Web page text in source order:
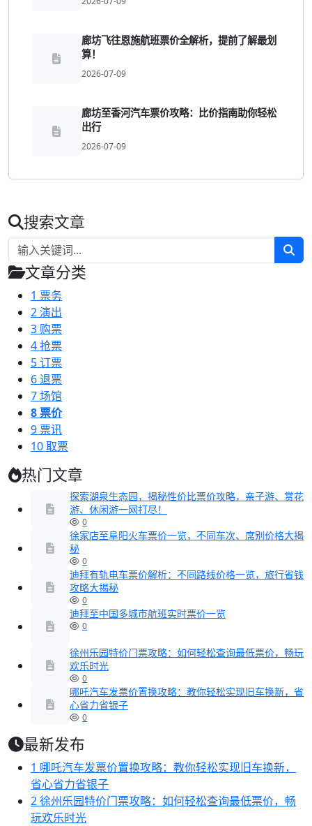
廊坊飞往恩施航班票价全解析，提前了解最划
算！
2026-07-09
廊坊至香河汽车票价攻略：比价指南助你轻松
出行
2026-07-09
搜索文章
文章分类
1 票务
2演出
3 购票
4抢票
5订票
6退票
7场馆
8票价
9票讯
10取票
热门文章
探索湖泉生态园，揭秘性价比票价攻略，亲子游、赏花
游、休闲游一网打尽！
0
徐家店至阜阳火车票价一览，不同车次、席别价格大揭
秘
0
迪拜有轨电车票价解析：不同路线价格一览，旅行省钱
攻略大揭秘
0
迪拜至中国多城市航班实时票价一览
0
徐州乐园特价门票攻略：如何轻松查询最低票价，畅玩
欢乐时光
0
哪吒汽车发票价置换攻略：教你轻松实现旧车换新，省
心省力省银子
0
最新发布
1 哪吒汽车发票价置换攻略：教你轻松实现旧车换新，
省心省力省银子
2徐州乐园特价门票攻略：如何轻松查询最低票价，畅
玩欢乐时光